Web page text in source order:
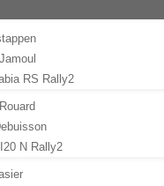
RS Rally2
N Rally2